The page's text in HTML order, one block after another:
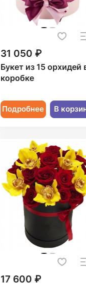
31 050 ₽
Букет из 15 орхидей
коробке
Подробнее В
17 600 ₽